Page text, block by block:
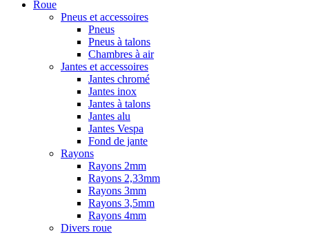
Roue
Pneus et accessoires
Pneus
Pneus à talons
Chambres à air
Jantes et accessoires
Jantes chromé
Jantes inox
Jantes à talons
Jantes alu
Jantes Vespa
Fond de jante
Rayons
Rayons 2mm
Rayons 2,33mm
Rayons 3mm
Rayons 3,5mm
Rayons 4mm
Divers roue